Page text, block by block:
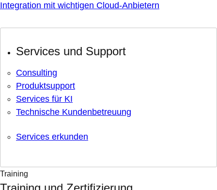
Integration mit wichtigen Cloud-Anbietern
Services und Support
Consulting
Produktsupport
Services für KI
Technische Kundenbetreuung
Services erkunden
Training